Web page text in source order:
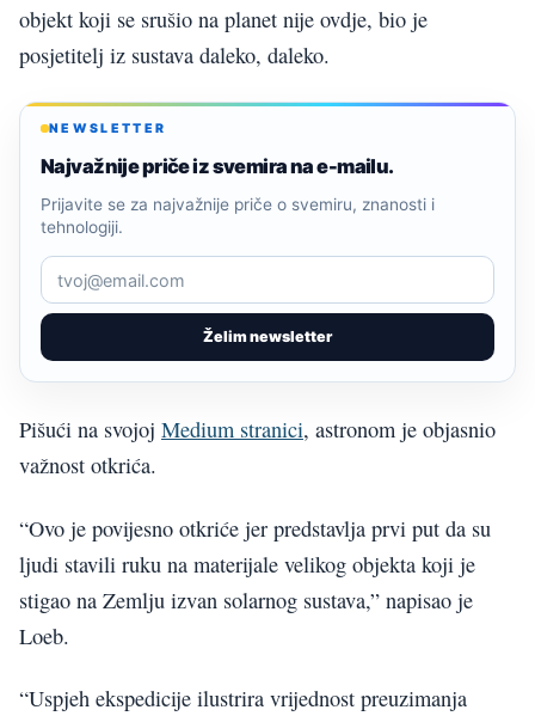
objekt koji se srušio na planet nije ovdje, bio je
posjetitelj iz sustava daleko, daleko.
NEWSLETTER
Najvažnije priče iz svemira na e-mailu.
Želim newsletter
Prijavite se za najvažnije priče o svemiru, znanosti i
tehnologiji.
Pišući na svojoj Medium stranici, astronom je objasnio
važnost otkrića.
“Ovo je povijesno otkriće jer predstavlja prvi put da su
ljudi stavili ruku na materijale velikog objekta koji je
stigao na Zemlju izvan solarnog sustava,” napisao je
Loeb.
“Uspjeh ekspedicije ilustrira vrijednost preuzimanja